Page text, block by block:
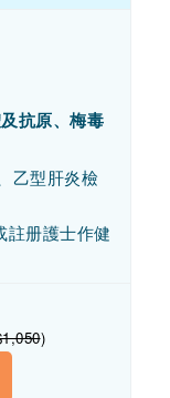
抗原、梅毒
乙型肝炎檢
註册護士作健
)